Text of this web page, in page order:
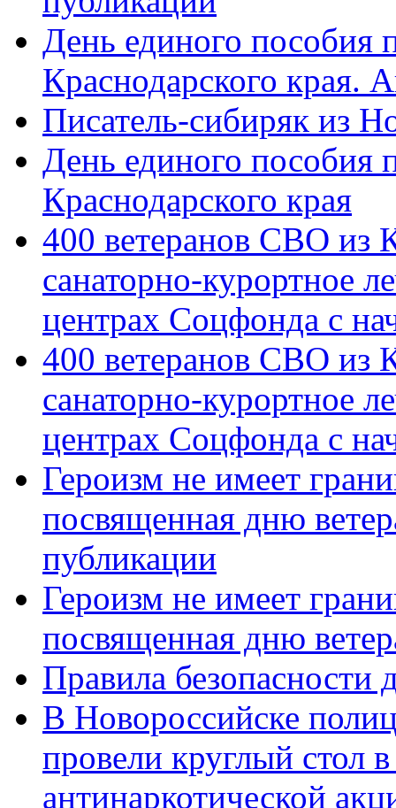
День единого пособия
Краснодарского края.
Писатель-сибиряк из
День единого пособия
Краснодарского края
400 ветеранов СВО из
санаторно-курортное
центрах Соцфонда с
400 ветеранов СВО из
санаторно-курортное
центрах Соцфонда с
Героизм не имеет
посвященная дню
публикации
Героизм не имеет
посвященная дню
Правила безопасности
В Новороссийске
провели круглый стол
антинаркотической